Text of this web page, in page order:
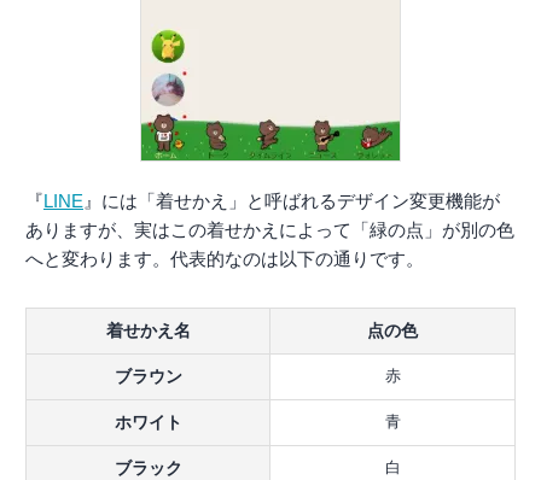
『LINE 』には「着せかえ」と呼ばれるデザイン変更機能が
ありますが、実はこの着せかえによって「緑の点」が別の色
へと変わります。代表的なのは以下の通りです。
着せかえ名 点の色
ブラウン 赤
ホワイト 青
ブラック 白